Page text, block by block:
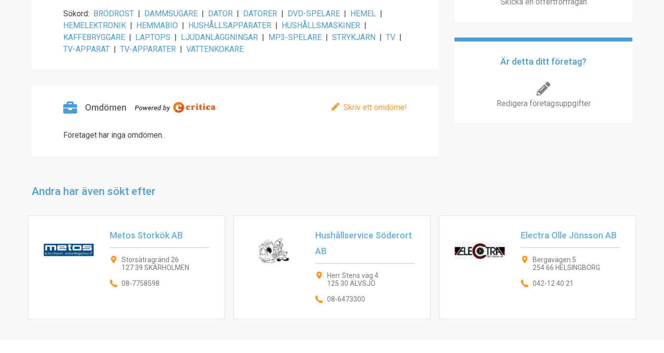
Sökord: BRÖDROST | DAMMSUGARE | DATOR | DATORER | DVD-SPELARE | HEMEL |
HEMELEKTRONIK | HEMMABIO | HUSHÅLLSAPPARATER | HUSHÅLLSMASKINER |
KAFFEBRYGGARE | LAPTOPS | LJUDANLÄGGNINGAR | MP3-SPELARE | STRYKJÄRN | TV |
TV-APPARAT | TV-APPARATER | VATTENKOKARE
Omdömen Skriv ett omdöme!
Företaget har inga omdömen.
Är detta ditt företag?
Redigera företagsuppgifter
Andra har även sökt efter
Metos Storkök AB
Storsätragränd 26
127 39 SKÄRHOLMEN
08-7758598
Hushållservice Söderort
AB
Herr Stens väg 4
125 30 ÄLVSJÖ
08-6473300
Electra Olle Jönsson AB
Bergavägen 5
254 66 HELSINGBORG
042-12 40 21